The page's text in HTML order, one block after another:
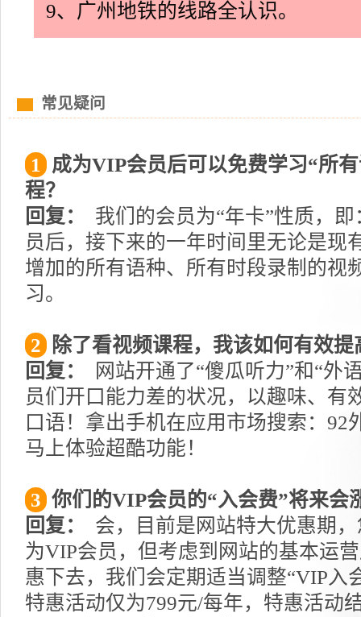
9、广州地铁的线路全认识。
常见疑问
1 成为VIP会员后可以免费学习“所
程？
回复：
我们的会员为“年卡”性质，
员后，接下来的一年时间里无论是现
增加的所有语种、所有时段录制的视
习。
2
除了看视频课程，我该如何有效
回复：
网站开通了“傻瓜听力”和“外
员们开口能力差的状况，以趣味、有
口语！拿出手机在应用市场搜索：92
马上体验超酷功能！
3 你们的VIP会员的“入会费”将来会
回复：
会，目前是网站特大优惠期
为VIP会员，但考虑到网站的基本运
惠下去，我们会定期适当调整“VIP入
特惠活动仅为799元/每年，特惠活动